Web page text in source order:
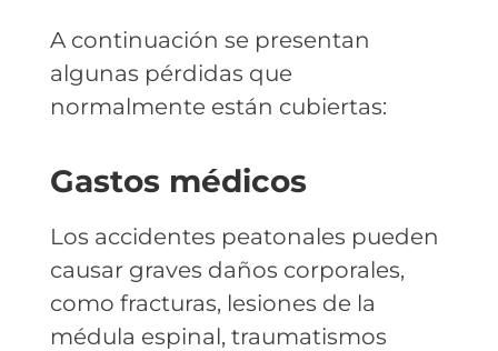
A continuación se presentan
algunas pérdidas que
normalmente están cubiertas:
Gastos médicos
Los accidentes peatonales pueden
causar graves daños corporales,
como fracturas, lesiones de la
médula espinal, traumatismos